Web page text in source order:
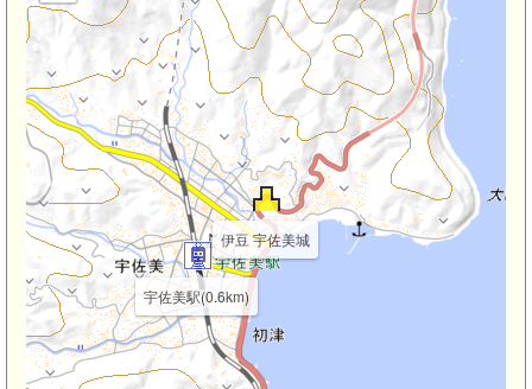
宇佐美駅(0.6km)
伊豆 宇佐美城